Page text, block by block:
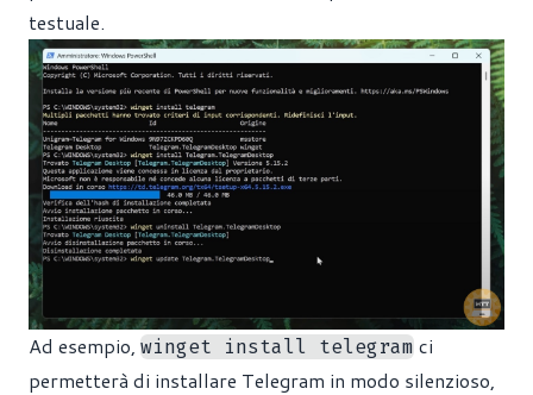
testuale.
Ad esempio, winget install telegramci
permetterà di installare Telegram in modo silenzioso,